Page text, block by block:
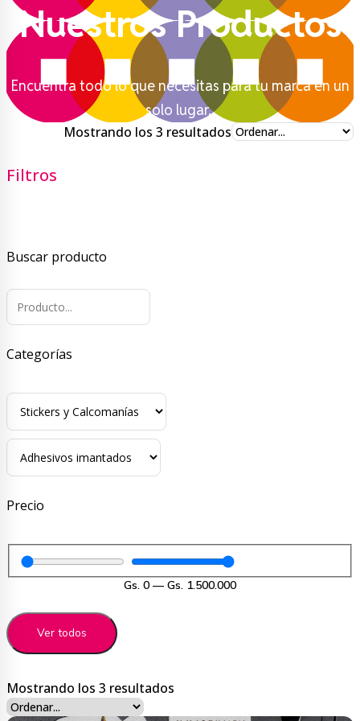
Nuestros Productos
Encuentra todo lo que necesitas para tu marca en un
solo lugar.
Filtros
Buscar producto
Categorías
Precio
Gs. 0 — Gs. 1.500.000
Ver todos
Mostrando los 3 resultados
Mostrando los 3 resultadosOrdenado